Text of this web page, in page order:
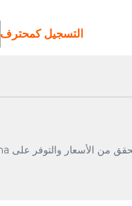
التسجيل كمحترف